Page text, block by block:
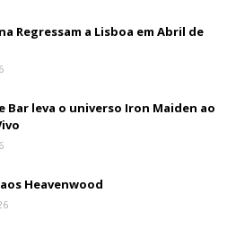
Regressam a Lisboa em Abril de
Bar leva o universo Iron Maiden ao
Heavenwood